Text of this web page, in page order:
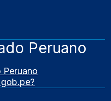
Peruano
Peruano